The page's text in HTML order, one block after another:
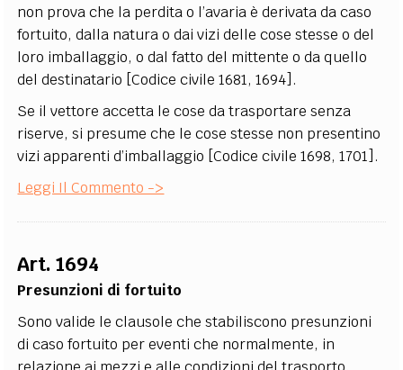
non prova che la perdita o l’avaria è derivata da caso
fortuito, dalla natura o dai vizi delle cose stesse o del
loro imballaggio, o dal fatto del mittente o da quello
del destinatario [Codice civile 1681, 1694].
Se il vettore accetta le cose da trasportare senza
riserve, si presume che le cose stesse non presentino
vizi apparenti d’imballaggio [Codice civile 1698, 1701].
Leggi Il Commento ->
Art. 1694
Presunzioni di fortuito
Sono valide le clausole che stabiliscono presunzioni
di caso fortuito per eventi che normalmente, in